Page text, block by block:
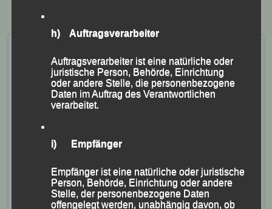
„Sauwald-Trails“ -
Schardenberg (AUT), 03. Juli
2021
Veröffentlicht am3. Juli 2021
„Österreichisch-deutsches Trail-Duo“
letzte Reserve“ beim „Sauwald Trail“-
h) Auftragsverarbeiter
Auftragsverarbeiter ist eine natürliche oder
juristische Person, Behörde, Einrichtung
oder andere Stelle, die personenbezogene
Daten im Auftrag des Verantwortlichen
verarbeitet.
i) Empfänger
Empfänger ist eine natürliche oder juristische
Person, Behörde, Einrichtung oder andere
Stelle, der personenbezogene Daten
offengelegt werden, unabhängig davon, ob